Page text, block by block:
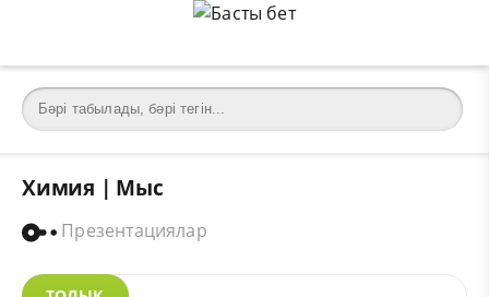
Химия | Мыс
Презентациялар